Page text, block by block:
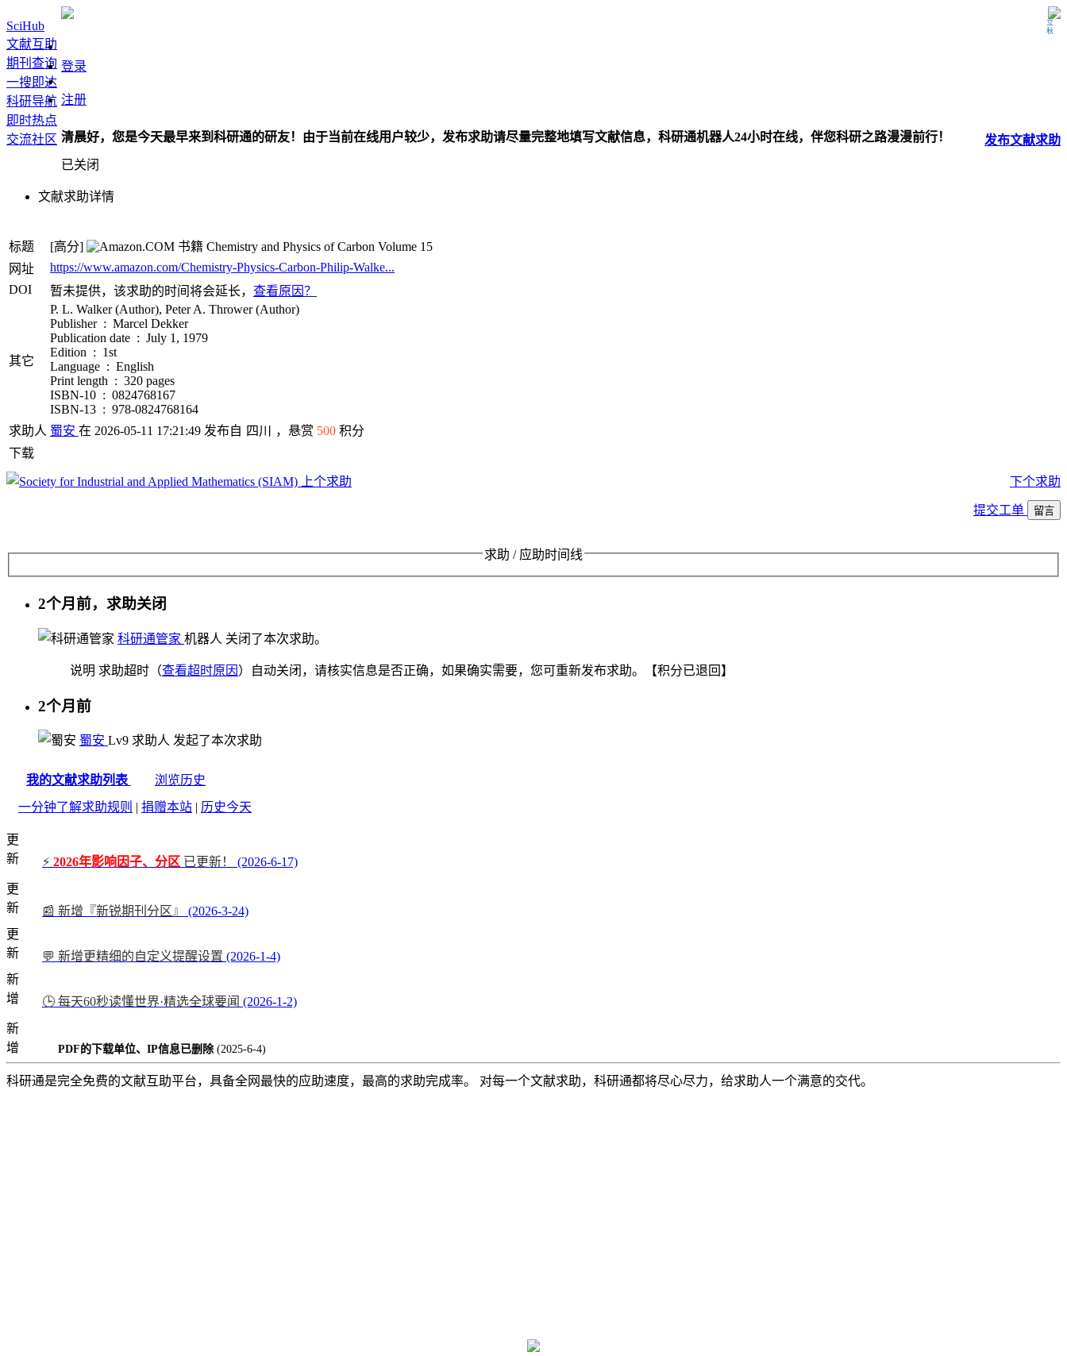
立秋
SciHub
文献互助
期刊查询
一搜即达
科研导航
即时热点
交流社区
登录
注册
发布文献求助
清晨好，您是今天最早来到科研通的研友！由于当前在线用户较少，发布求助请尽量完整地填写文献信息，科研通机器人24小时在线，伴您科研之路漫漫前行！
已关闭
文献求助详情
标题 [高分] 书籍 Chemistry and Physics of Carbon Volume 15
网址
https://www.amazon.com/Chemistry-Physics-Carbon-Philip-Walke...
DOI
暂未提供，该求助的时间将会延长， 查看原因？
其它
P. L. Walker (Author), Peter A. Thrower (Author)
Publisher ‏ : ‎ Marcel Dekker
Publication date ‏ : ‎ July 1, 1979
Edition ‏ : ‎ 1st
Language ‏ : ‎ English
Print length ‏ : ‎ 320 pages
ISBN-10 ‏ : ‎ 0824768167
ISBN-13 ‏ : ‎ 978-0824768164
求助人 蜀安 在 2026-05-11 17:21:49 发布自 四川 ，悬赏 500 积分
下载
上个求助 下个求助
提交工单 留言
求助 / 应助时间线
2个月前，求助关闭
科研通管家 机器人 关闭了本次求助。
说明 求助超时（查看超时原因 ）自动关闭，请核实信息是否正确，如果确实需要，您可重新发布求助。【积分已退回】
2个月前
蜀安 Lv9 求助人 发起了本次求助
我的文献求助列表
浏览历史
一分钟了解求助规则
捐赠本站 历史今天
更
新
⚡ 2026年影响因子、分区 已更新！
(2026-6-17)
更
新
📰 新增『新锐期刊分区』
(2026-3-24)
更
新
💬 新增更精细的自定义提醒设置 (2026-1-4)
新
增
🕒 每天60秒读懂世界·精选全球要闻 (2026-1-2)
新
增
PDF的下载单位、IP信息已删除 (2025-6-4)
科研通是完全免费的文献互助平台，具备全网最快的应助速度，最高的求助完成率。 对每一个文献求助，科研通都将尽心尽力，给求助人一个满意的交代。